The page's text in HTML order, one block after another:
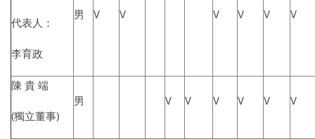
代表人：
李育政
男 V V V V V V
陳 貴 端
(獨立董事)
男 V V V V V V